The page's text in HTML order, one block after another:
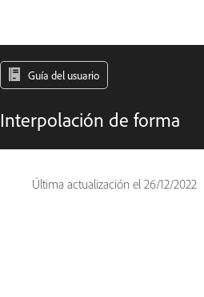
Guía del usuario
Interpolación de forma
Última actualización el 26/12/2022